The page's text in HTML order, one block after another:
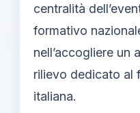
centralità
formativo
nell’accogliere un
rilievo dedicato al
italiana.